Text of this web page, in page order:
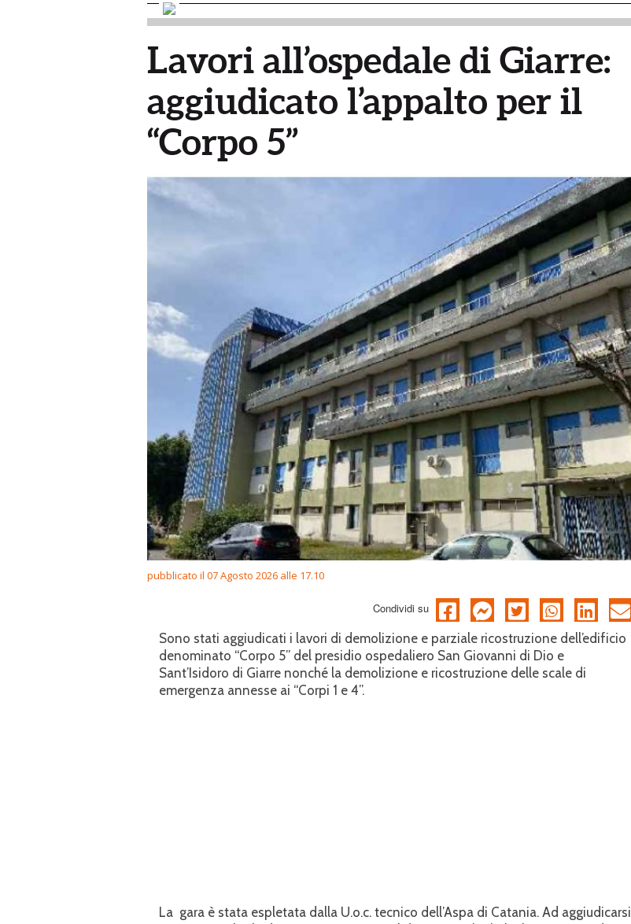
Lavori all’ospedale di Giarre:
aggiudicato l’appalto per il
“Corpo 5”
pubblicato il 07 Agosto 2026 alle 17.10
Condividi su
Sono stati aggiudicati i lavori di demolizione e parziale ricostruzione dell’edificio
denominato “Corpo 5” del presidio ospedaliero San Giovanni di Dio e
Sant’Isidoro di Giarre nonché la demolizione e ricostruzione delle scale di
emergenza annesse ai “Corpi 1 e 4”.
La gara è stata espletata dalla U.o.c. tecnico dell’Aspa di Catania. Ad aggiudicarsi